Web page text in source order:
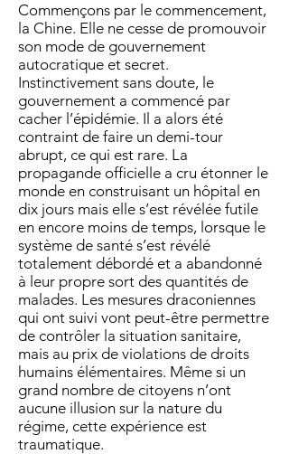
Commençons par le commencement,
la Chine. Elle ne cesse de promouvoir
son mode de gouvernement
autocratique et secret.
Instinctivement sans doute, le
gouvernement a commencé par
cacher l’épidémie. Il a alors été
contraint de faire un demi-tour
abrupt, ce qui est rare. La
propagande officielle a cru étonner le
monde en construisant un hôpital en
dix jours mais elle s’est révélée futile
en encore moins de temps, lorsque le
système de santé s’est révélé
totalement débordé et a abandonné
à leur propre sort des quantités de
malades. Les mesures draconiennes
qui ont suivi vont peut-être permettre
de contrôler la situation sanitaire,
mais au prix de violations de droits
humains élémentaires. Même si un
grand nombre de citoyens n’ont
aucune illusion sur la nature du
régime, cette expérience est
traumatique.